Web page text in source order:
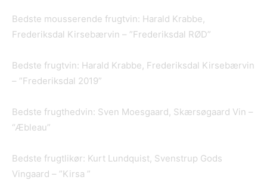
Bedste mousserende frugtvin: Harald Krabbe,
Frederiksdal Kirsebærvin – ”Frederiksdal RØD”
Bedste frugtvin: Harald Krabbe, Frederiksdal Kirsebærvin
– ”Frederiksdal 2019”
Bedste frugthedvin: Sven Moesgaard, Skærsøgaard Vin –
“Æbleau”
Bedste frugtlikør: Kurt Lundquist, Svenstrup Gods
Vingaard – ”Kirsa ”